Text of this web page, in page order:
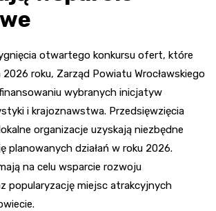
otwartego konkursu ofert, które
2026 roku, Zarząd Powiatu Wrocławskiego
wybranych inicjatyw
i krajoznawstwa. Przedsięwzięcia
organizacje uzyskają niezbędne
planowanych działań w roku 2026.
na celu wsparcie rozwoju
popularyzację miejsc atrakcyjnych